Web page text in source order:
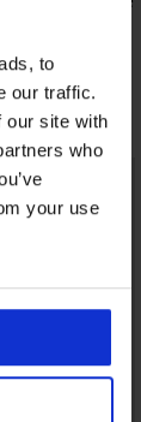
to
our traffic.
our site with
who
your use